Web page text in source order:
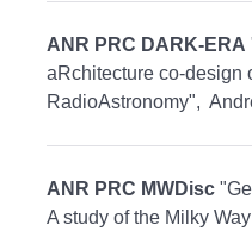
ANR PRC DARK-ERA
aRchitecture co-design
RadioAstronomy",
ANR PRC MWDisc
A study of the Milky